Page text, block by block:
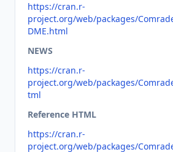
https://cran.r-
project.org/web/packages/
DME.html
NEWS
https://cran.r-
project.org/web/packages/
tml
Reference HTML
https://cran.r-
project.org/web/packages/